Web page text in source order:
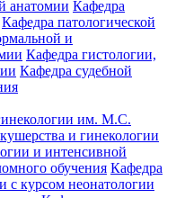
анатомии Кафедра
Кафедра патологической
и
Кафедра гистологии,
Кафедра судебной
им. М.С.
и гинекологии
и интенсивной
обучения Кафедра
с курсом неонатологии